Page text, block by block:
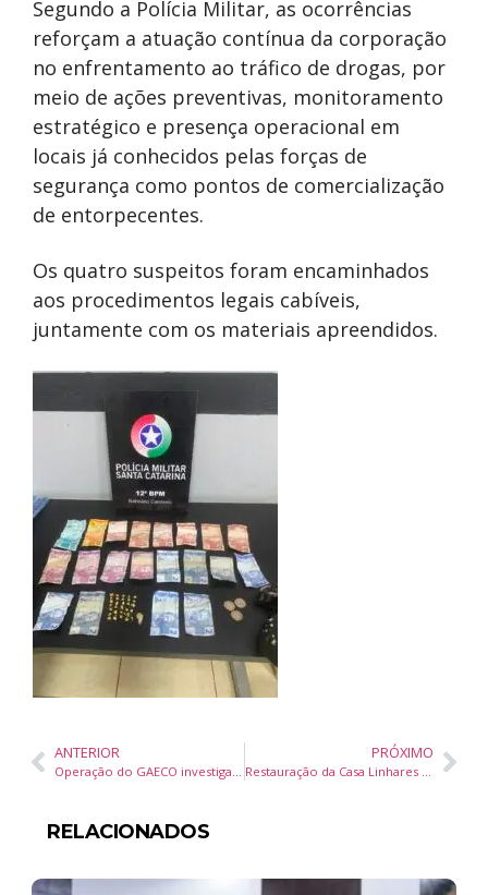
Segundo a Polícia Militar, as ocorrências
reforçam a atuação contínua da corporação
no enfrentamento ao tráfico de drogas, por
meio de ações preventivas, monitoramento
estratégico e presença operacional em
locais já conhecidos pelas forças de
segurança como pontos de comercialização
de entorpecentes.
Os quatro suspeitos foram encaminhados
aos procedimentos legais cabíveis,
juntamente com os materiais apreendidos.
ANTERIOR
Operação do GAECO investiga suspeita de armazenamento e compartilhamento de material de abuso sexual infantojuvenil em Gaspar
PRÓXIMO
Restauração da Casa Linhares é iniciada em Balneário Camboriú com investimento de R$ 970 mil
RELACIONADOS